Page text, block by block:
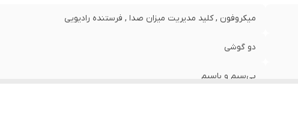
میکروفون , کلید مدیریت میزان صدا , فرستنده رادیویی
دو گوشی
بی‌سیم و باسیم